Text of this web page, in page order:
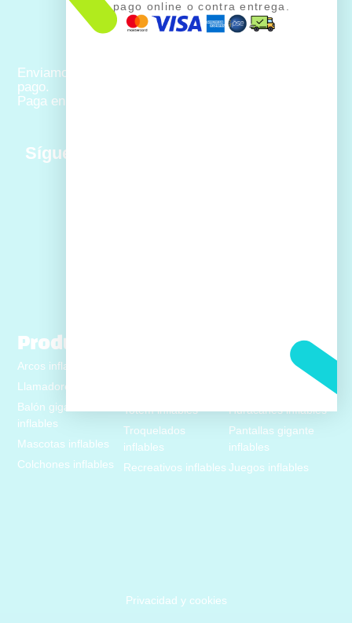
Enviamos a todo Colombia con múltiples opciones de
pago.
Paga en línea o al recibir tu pedido
Síguenos:
Productos
Arcos inflables
Llamadores inflables
Balón gigante
inflables
Mascotas inflables
Colchones inflables
Totem inflables
Troquelados
inflables
Recreativos inflables
Caminantes inflables
Huracanes inflables
Pantallas gigante
inflables
Juegos inflables
Privacidad y cookies
pago online o contra entrega.